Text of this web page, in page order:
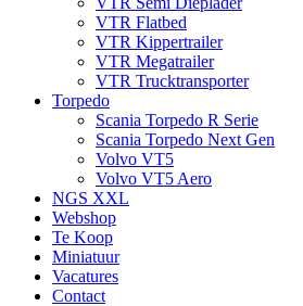
VTR Flatbed
VTR Kippertrailer
VTR Megatrailer
VTR Trucktransporter
Torpedo
Scania Torpedo R Serie
Scania Torpedo Next Gen
Volvo VT5
Volvo VT5 Aero
NGS XXL
Webshop
Te Koop
Miniatuur
Vacatures
Contact